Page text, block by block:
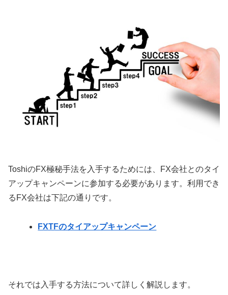
ToshiのFX極秘手法を入手するためには、FX会社とのタイ
アップキャンペーンに参加する必要があります。利用でき
るFX会社は下記の通りです。
FXTFのタイアップキャンペーン
それでは入手する方法について詳しく解説します。